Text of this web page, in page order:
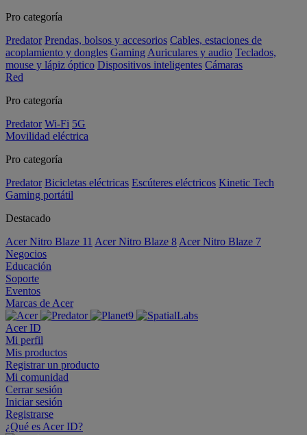
Pro categoría
Predator Prendas, bolsos y accesorios Cables, estaciones de
acoplamiento y dongles Gaming Auriculares y audio Teclados,
mouse y lápiz óptico Dispositivos inteligentes Cámaras
Red
Pro categoría
Predator Wi-Fi 5G
Movilidad eléctrica
Pro categoría
Predator Bicicletas eléctricas Escúteres eléctricos Kinetic Tech
Gaming portátil
Destacado
Acer Nitro Blaze 11 Acer Nitro Blaze 8 Acer Nitro Blaze 7
Negocios
Educación
Soporte
Eventos
Marcas de Acer
Acer ID
Mi perfil
Mis productos
Registrar un producto
Mi comunidad
Cerrar sesión
Iniciar sesión
Registrarse
¿Qué es Acer ID?